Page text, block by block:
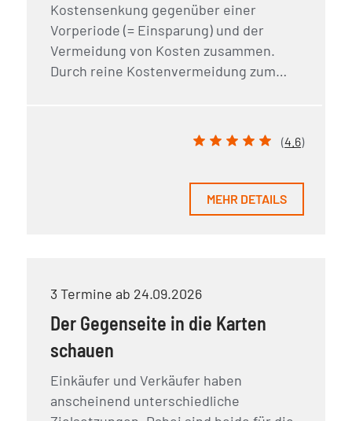
Kostensenkung gegenüber einer
Vorperiode (= Einsparung) und der
Vermeidung von Kosten zusammen.
Durch reine Kostenvermeidung zum…
(4.6)
MEHR DETAILS
3 Termine ab 24.09.2026
Der Gegenseite in die Karten
schauen
Einkäufer und Verkäufer haben
anscheinend unterschiedliche